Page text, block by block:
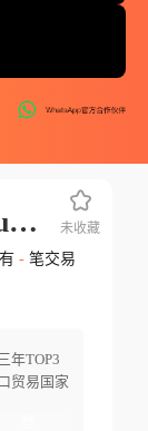
Yuan Dong Woods Industries Co.ltd.
-笔交易
年TOP3
贸易国家
未收藏